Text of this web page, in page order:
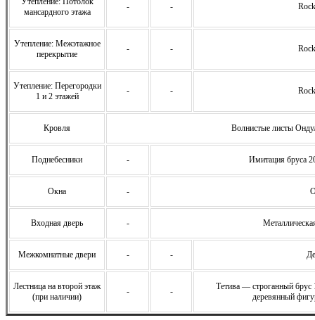
мансардного этажа
- -
Утепление: Межэтажное
перекрытие
- -
Утепление: Перегородки
1 и 2 этажей
- -
Кровля Волнистые листы
Поднебесники - Имитация бруса
Окна -
Входная дверь -
Межкомнатные двери - -
Лестница на второй этаж
(при наличии)
- -
Тетива — строганный
деревянный